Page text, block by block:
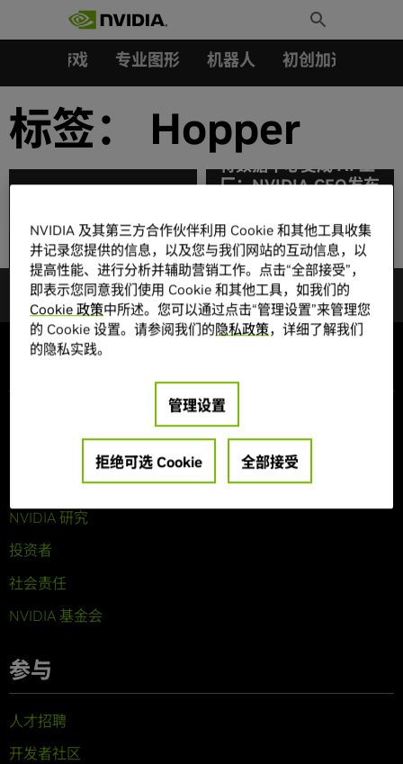
Toggle
Search
游戏 专业图形 机器人 初创加速会员成
标签： Hopper
Spectrum-X 网络构建
新型主权AI云
将数据中心变成 AI 工
厂：NVIDIA CEO发布
GPU、全新超级计算机
和软件
NVIDIA 研究
投资者
社会责任
NVIDIA 基金会
参与
人才招聘
开发者社区
NVIDIA 及其第三方合作伙伴利用 Cookie 和其他工具收集
并记录您提供的信息，以及您与我们网站的互动信息，以
提高性能、进行分析并辅助营销工作。点击“全部接受”，
即表示您同意我们使用 Cookie 和其他工具，如我们的
Cookie 政策中所述。您可以通过点击“管理设置”来管理您
的 Cookie 设置。请参阅我们的隐私政策，详细了解我们
的隐私实践。
管理设置
拒绝可选 Cookie 全部接受